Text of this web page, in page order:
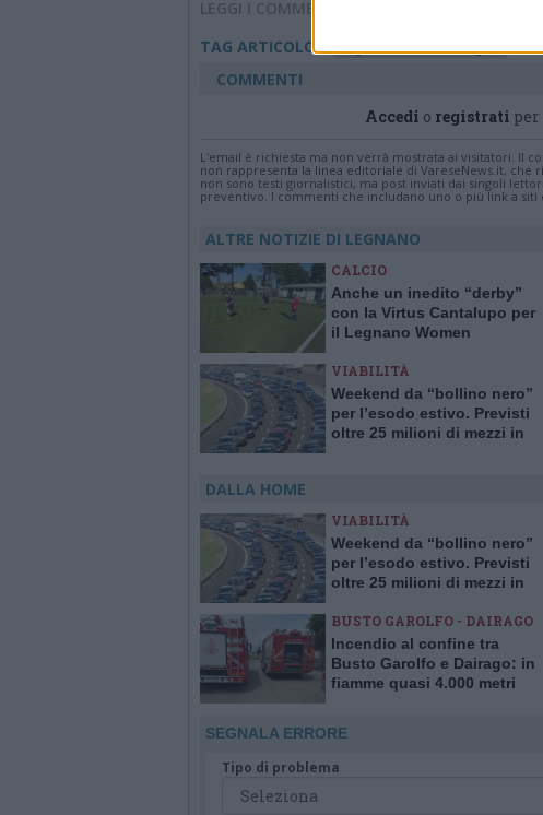
LEGGI I COMMENTI
TAG ARTICOLO
COMMENTI
Accedi o registrati
L'email è richiesta ma non verrà mostrata ai visitatori. Il
non rappresenta la linea editoriale di VareseNews.it,
non sono testi giornalistici, ma post inviati dai singoli
preventivo. I commenti che includano uno o più link a
ALTRE NOTIZIE DI LEGNANO
CALCIO
Anche un inedito “derby”
con la Virtus Cantalupo per
il Legnano Women
VIABILITÀ
Weekend da “bollino nero”
per l’esodo estivo. Previsti
oltre 25 milioni di mezzi in
DALLA HOME
VIABILITÀ
Weekend da “bollino nero”
per l’esodo estivo. Previsti
oltre 25 milioni di mezzi in
BUSTO GAROLFO - DAIRAGO
Incendio al confine tra
Busto Garolfo e Dairago: in
fiamme quasi 4.000 metri
SEGNALA ERRORE
Tipo di problema